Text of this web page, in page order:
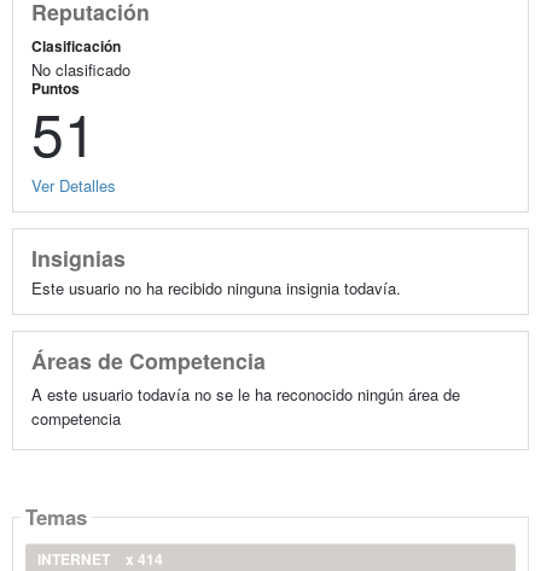
Reputación
Clasificación
No clasificado
Puntos
51
Ver Detalles
Insignias
Este usuario no ha recibido ninguna insignia todavía.
Áreas de Competencia
A este usuario todavía no se le ha reconocido ningún área de
competencia
Temas
INTERNET
x 414